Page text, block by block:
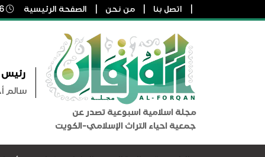
اتصل بنا من نحن الصفحة الرئيسية
مجلة اسلامية اسبوعية تصدر عن
جمعية احياء التراث الإسلامي-الكويت
رئيس
سالم